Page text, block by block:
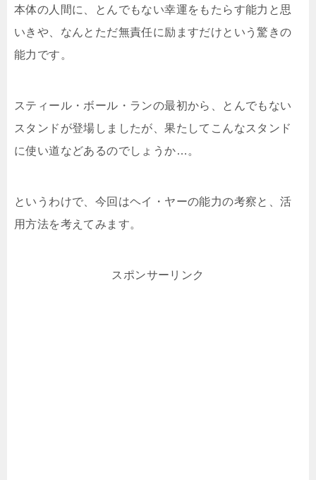
本体の人間に、とんでもない幸運をもたらす能力と思
いきや、なんとただ無責任に励ますだけという驚きの
能力です。
スティール・ボール・ランの最初から、とんでもない
スタンドが登場しましたが、果たしてこんなスタンド
に使い道などあるのでしょうか…。
というわけで、今回はヘイ・ヤーの能力の考察と、活
用方法を考えてみます。
スポンサーリンク